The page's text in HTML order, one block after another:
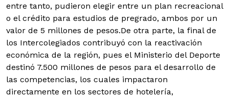
entre tanto, pudieron elegir entre un plan recreacional
o el crédito para estudios de pregrado, ambos por un
valor de 5 millones de pesos.De otra parte, la final de
los Intercolegiados contribuyó con la reactivación
económica de la región, pues el Ministerio del Deporte
destinó 7.500 millones de pesos para el desarrollo de
las competencias, los cuales impactaron
directamente en los sectores de hotelería,